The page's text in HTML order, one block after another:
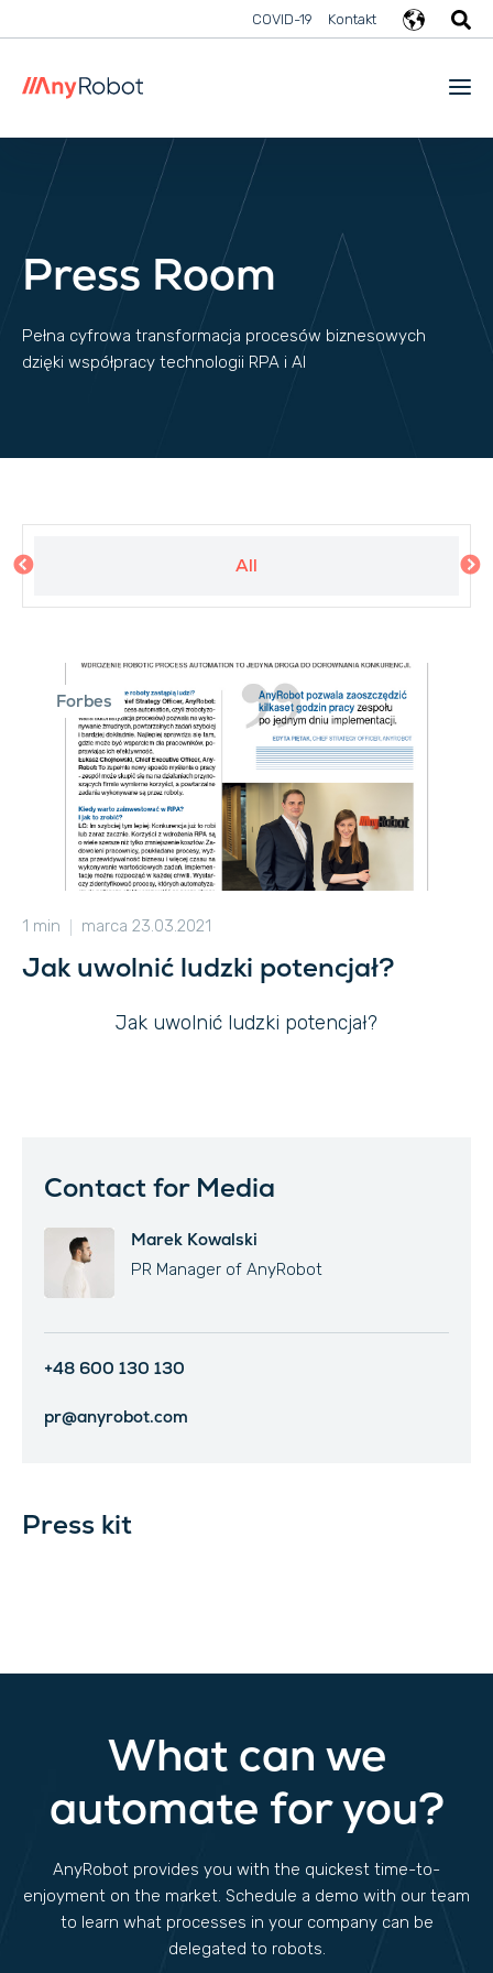
COVID-19 Kontakt
Press Room
Pełna cyfrowa transformacja procesów biznesowych
dzięki współpracy technologii RPA i AI
All
Forbes
1 min marca 23.03.2021
Jak uwolnić ludzki potencjał?
Jak uwolnić ludzki potencjał?
Contact for Media
Marek Kowalski
PR Manager of AnyRobot
+48 600 130 130
pr@anyrobot.com
Press kit
What can we
automate for you?
AnyRobot provides you with the quickest time-to-
enjoyment on the market. Schedule a demo with our team
to learn what processes in your company can be
delegated to robots.